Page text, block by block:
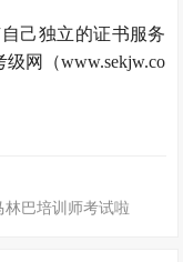
己独立的证书服务
网（www.sekjw.co
巴培训师考试啦